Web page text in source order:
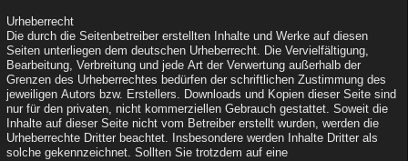
Urheberrecht
Die durch die Seitenbetreiber erstellten Inhalte und Werke auf diesen
Seiten unterliegen dem deutschen Urheberrecht. Die Vervielfältigung,
Bearbeitung, Verbreitung und jede Art der Verwertung außerhalb der
Grenzen des Urheberrechtes bedürfen der schriftlichen Zustimmung des
jeweiligen Autors bzw. Erstellers. Downloads und Kopien dieser Seite sind
nur für den privaten, nicht kommerziellen Gebrauch gestattet. Soweit die
Inhalte auf dieser Seite nicht vom Betreiber erstellt wurden, werden die
Urheberrechte Dritter beachtet. Insbesondere werden Inhalte Dritter als
solche gekennzeichnet. Sollten Sie trotzdem auf eine